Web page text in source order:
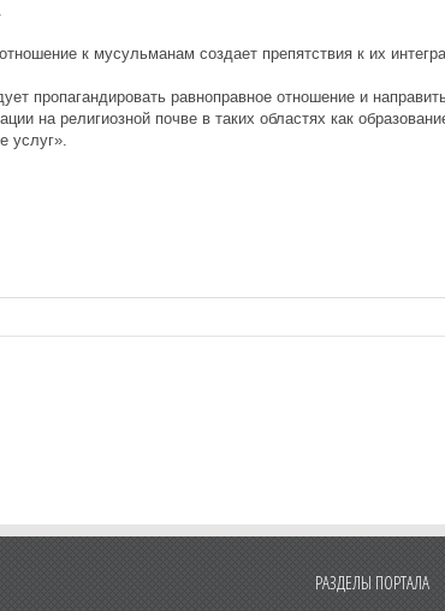
к мусульманам создает препятствия к их
пропагандировать равноправное отношение и
на религиозной почве в таких областях как
услуг».
РАЗДЕЛЫ ПОРТАЛА